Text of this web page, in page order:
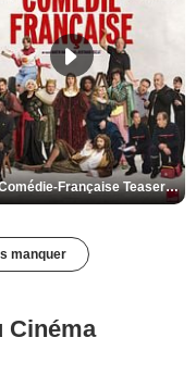
De la Comédie-Française Teaser VF
manquer
Cinéma